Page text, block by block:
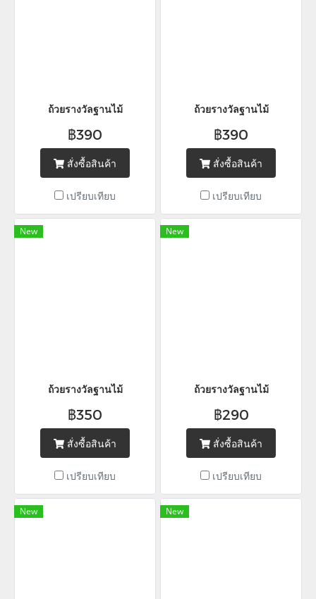
ถ้วยรางวัลฐานไม้
฿390
สั่งซื้อสินค้า
เปรียบเทียบ
ถ้วยรางวัลฐานไม้
฿390
สั่งซื้อสินค้า
เปรียบเทียบ
New
ถ้วยรางวัลฐานไม้
฿350
สั่งซื้อสินค้า
เปรียบเทียบ
New
ถ้วยรางวัลฐานไม้
฿290
สั่งซื้อสินค้า
เปรียบเทียบ
New New